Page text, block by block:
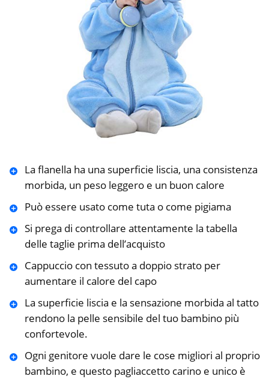
La flanella ha una superficie liscia, una consistenza
morbida, un peso leggero e un buon calore
Può essere usato come tuta o come pigiama
Si prega di controllare attentamente la tabella
delle taglie prima dell’acquisto
Cappuccio con tessuto a doppio strato per
aumentare il calore del capo
La superficie liscia e la sensazione morbida al tatto
rendono la pelle sensibile del tuo bambino più
confortevole.
Ogni genitore vuole dare le cose migliori al proprio
bambino, e questo pagliaccetto carino e unico è